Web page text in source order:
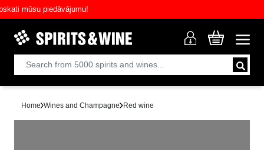
mūsu piedāvājumu!
Home Wines and Champagne Red wine